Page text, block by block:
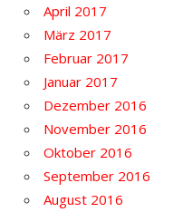
April 2017
März 2017
Februar 2017
Januar 2017
Dezember 2016
November 2016
Oktober 2016
September 2016
August 2016